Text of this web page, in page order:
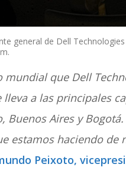
general de Dell
mundial que Dell
lleva a las principales
Buenos Aires y
estamos haciendo de
Peixoto,